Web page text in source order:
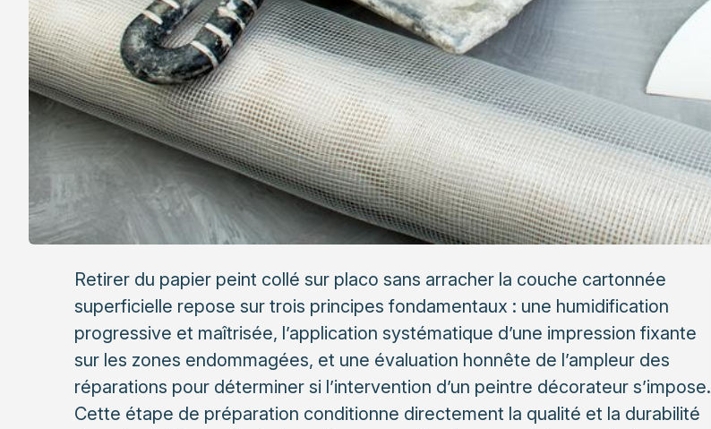
Retirer du papier peint collé sur placo sans arracher la couche cartonnée
superficielle repose sur trois principes fondamentaux : une humidification
progressive et maîtrisée, l’application systématique d’une impression fixante
sur les zones endommagées, et une évaluation honnête de l’ampleur des
réparations pour déterminer si l’intervention d’un peintre décorateur s’impose.
Cette étape de préparation conditionne directement la qualité et la durabilité